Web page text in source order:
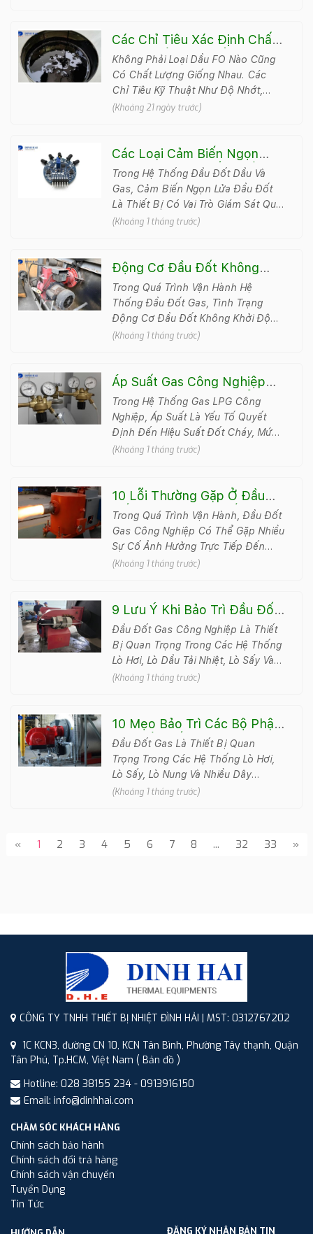
Các Chỉ Tiêu Xác Định Chất
Lượng Dầu FO Và Ý Nghĩa
Trong Vận Hành
Không Phải Loại Dầu FO Nào Cũng
Có Chất Lượng Giống Nhau. Các
Chỉ Tiêu Kỹ Thuật Như Độ Nhớt,
Hàm Lượng Lưu Huỳnh, Nhiệt Trị Hay
(Khoảng 21 ngày trước)
Các Loại Cảm Biến Ngọn
Lửa Trong Hệ Thống Đầu
Đốt Dầu Và Gas
Trong Hệ Thống Đầu Đốt Dầu Và
Gas, Cảm Biến Ngọn Lửa Đầu Đốt
Là Thiết Bị Có Vai Trò Giám Sát Quá
Trình Cháy Và Đảm Bảo Hệ Thống
(Khoảng 1 tháng trước)
Động Cơ Đầu Đốt Không
Khởi Động: Nguyên Nhân Và
Cách Khắc Phục
Trong Quá Trình Vận Hành Hệ
Thống Đầu Đốt Gas, Tình Trạng
Động Cơ Đầu Đốt Không Khởi Động
Là Một Trong Những Sự Cố Phổ
(Khoảng 1 tháng trước)
Áp Suất Gas Công Nghiệp
Bao Nhiêu Là Đạt Chuẩn?
Tiêu Chuẩn An Toàn Cần Biết
Trong Hệ Thống Gas LPG Công
Nghiệp, Áp Suất Là Yếu Tố Quyết
Định Đến Hiệu Suất Đốt Cháy, Mức
Tiêu Hao Nhiên Liệu Và Độ An Toàn
(Khoảng 1 tháng trước)
10 Lỗi Thường Gặp Ở Đầu
Đốt Gas Và Cách Khắc Phục
Hiệu Quả
Trong Quá Trình Vận Hành, Đầu Đốt
Gas Công Nghiệp Có Thể Gặp Nhiều
Sự Cố Ảnh Hưởng Trực Tiếp Đến
Hiệu Suất Đốt, Mức Tiêu Hao Nhiên
(Khoảng 1 tháng trước)
9 Lưu Ý Khi Bảo Trì Đầu Đốt
Gas Công Nghiệp Giúp Vận
Hành Ổn Định
Đầu Đốt Gas Công Nghiệp Là Thiết
Bị Quan Trọng Trong Các Hệ Thống
Lò Hơi, Lò Dầu Tải Nhiệt, Lò Sấy Và
Nhiều Dây Chuyền Sản Xuất Hiện
(Khoảng 1 tháng trước)
10 Mẹo Bảo Trì Các Bộ Phận
Của Đầu Đốt Gas Giúp Tăng
Hiệu Suất Vận Hành
Đầu Đốt Gas Là Thiết Bị Quan
Trọng Trong Các Hệ Thống Lò Hơi,
Lò Sấy, Lò Nung Và Nhiều Dây
Chuyền Sản Xuất Công Nghiệp. Sau
(Khoảng 1 tháng trước)
« 1 2 3 4 5 6 7 8 ... 32 33 »
CÔNG TY TNHH THIẾT BỊ NHIỆT ĐÌNH HẢI | MST: 0312767202
1C KCN3, đường CN 10, KCN Tân Bình, Phường Tây thạnh, Quận
Tân Phú, Tp.HCM, Việt Nam ( Bản đồ )
Hotline: 028 38155 234 - 0913916150
Email: info@dinhhai.com
CHĂM SÓC KHÁCH HÀNG
Chính sách bảo hành
Chính sách đổi trả hàng
Chính sách vận chuyển
Tuyển Dụng
Tin Tức
ĐĂNG KÝ NHẬN BẢN TIN